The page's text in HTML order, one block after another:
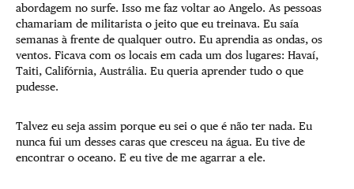
abordagem no surfe. Isso me faz voltar ao Angelo. As pessoas
chamariam de militarista o jeito que eu treinava. Eu saía
semanas à frente de qualquer outro. Eu aprendia as ondas, os
ventos. Ficava com os locais em cada um dos lugares: Havaí,
Taiti, Califórnia, Austrália. Eu queria aprender tudo o que
pudesse.
Talvez eu seja assim porque eu sei o que é não ter nada. Eu
nunca fui um desses caras que cresceu na água. Eu tive de
encontrar o oceano. E eu tive de me agarrar a ele.